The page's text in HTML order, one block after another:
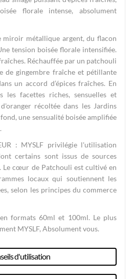
florale intense, absolument
miroir métallique argent, du flacon
tension boisée florale intensifiée.
Réchauffée par un patchouli
de gingembre fraîche et pétillante
un accord d’épices fraîches. En
les facettes riches, sensuelles et
récoltée dans les Jardins
une sensualité boisée amplifiée
: MYSLF privilégie l'utilisation
certains sont issus de sources
Le cœur de Patchouli est cultivé en
locaux qui soutiennent les
selon les principes du commerce
formats 60ml et 100ml. Le plus
MYSLF, Absolument vous.
d'utilisation